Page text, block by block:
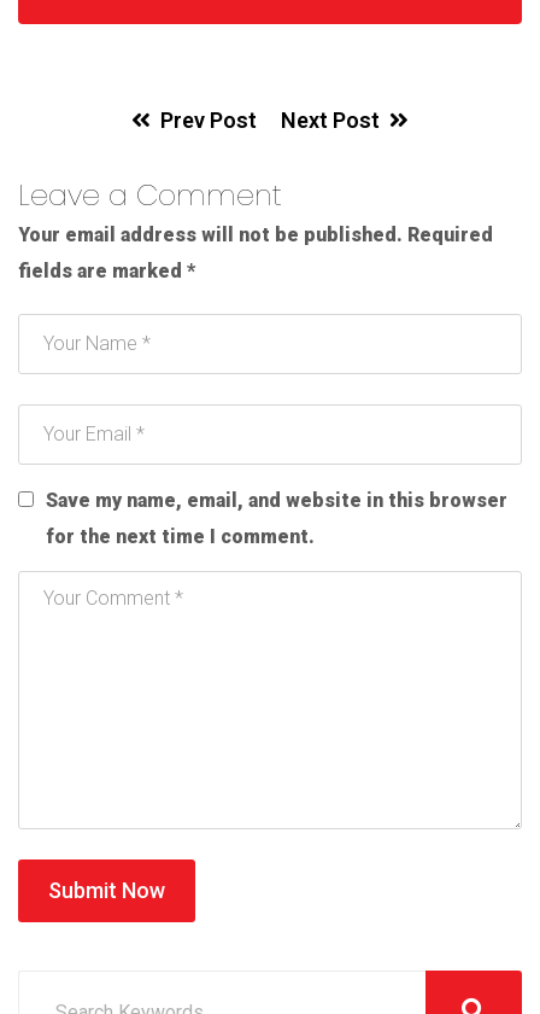
Prev Post Next Post
Leave a Comment
Your email address will not be published. Required
fields are marked *
Save my name, email, and website in this browser
for the next time I comment.
Submit Now